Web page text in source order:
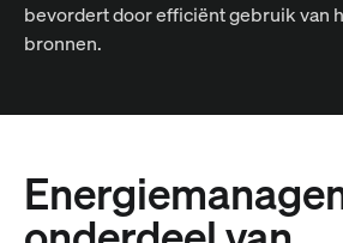
bevordert door efficiënt gebruik van
bronnen.